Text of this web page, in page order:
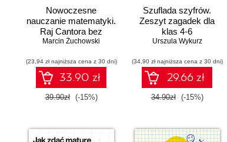
Nowoczesne
nauczanie matematyki.
Raj Cantora bez
kalkulatora?
Marcin Żuchowski
(23,94 zł najniższa cena z 30 dni)
33.90 zł
39.90zł (-15%)
Szuflada szyfrów.
Zeszyt zagadek dla
klas 4-6
Urszula Wykurz
(34,90 zł najniższa cena z 30 dni)
29.66 zł
34.90zł (-15%)